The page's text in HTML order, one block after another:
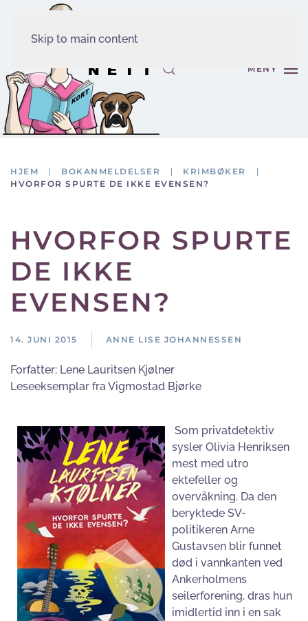
Skip to main content
MENY
HJEM BOKANMELDELSER
KRIMBØKER
HVORFOR SPURTE DE IKKE EVENSEN?
HVORFOR SPURTE
DE IKKE
EVENSEN?
14. JUNI 2015 ANNE LISE JOHANNESSEN
Forfatter: Lene Lauritsen Kjølner
Leseeksemplar fra Vigmostad Bjørke
Som privatdetektiv
sysler Olivia Henriksen
mest med utro
ektefeller og
overvåkning. Da den
beryktede SV-
politikeren Arne
Gustavsen blir funnet
død i vannkanten ved
Ankerholmens
seilerforening, dras hun
imidlertid inn i en sak